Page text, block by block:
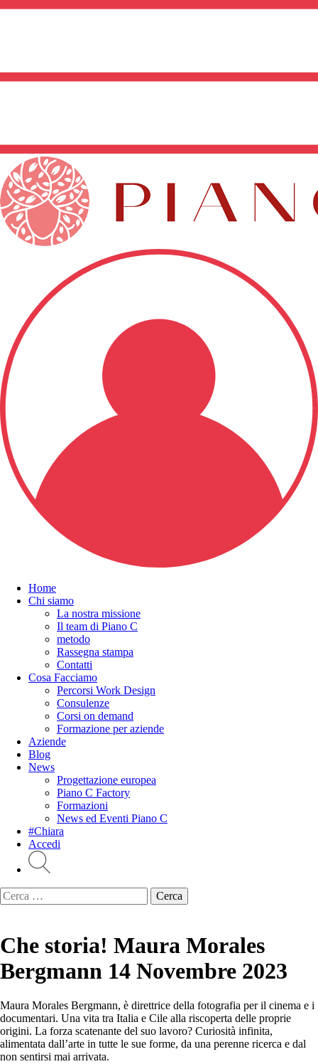
Home
Chi siamo
La nostra missione
Il team di Piano C
metodo
Rassegna stampa
Contatti
Cosa Facciamo
Percorsi Work Design
Consulenze
Corsi on demand
Formazione per aziende
Aziende
Blog
News
Progettazione europea
Piano C Factory
Formazioni
News ed Eventi Piano C
#Chiara
Accedi
Ricerca
per:
Che storia! Maura Morales
Bergmann 14 Novembre 2023
Maura Morales Bergmann, è direttrice della fotografia per il cinema e i
documentari. Una vita tra Italia e Cile alla riscoperta delle proprie
origini. La forza scatenante del suo lavoro? Curiosità infinita,
alimentata dall’arte in tutte le sue forme, da una perenne ricerca e dal
non sentirsi mai arrivata.